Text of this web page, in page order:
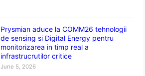
Prysmian aduce la COMM26 tehnologii
de sensing si Digital Energy pentru
monitorizarea in timp real a
infrastrucrutilor critice
June 5, 2026